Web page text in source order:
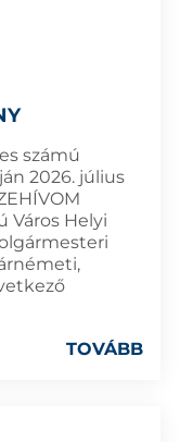
számú
2026. július
Város Helyi
TOVÁBB